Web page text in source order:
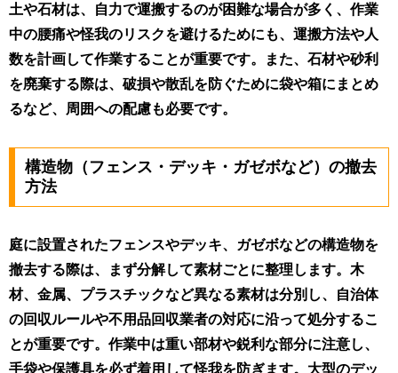
土や石材は、自力で運搬するのが困難な場合が多く、作業
中の腰痛や怪我のリスクを避けるためにも、運搬方法や人
数を計画して作業することが重要です。また、石材や砂利
を廃棄する際は、破損や散乱を防ぐために袋や箱にまとめ
るなど、周囲への配慮も必要です。
構造物（フェンス・デッキ・ガゼボなど）の撤去
方法
庭に設置されたフェンスやデッキ、ガゼボなどの構造物を
撤去する際は、まず分解して素材ごとに整理します。木
材、金属、プラスチックなど異なる素材は分別し、自治体
の回収ルールや不用品回収業者の対応に沿って処分するこ
とが重要です。作業中は重い部材や鋭利な部分に注意し、
手袋や保護具を必ず着用して怪我を防ぎます。大型のデッ